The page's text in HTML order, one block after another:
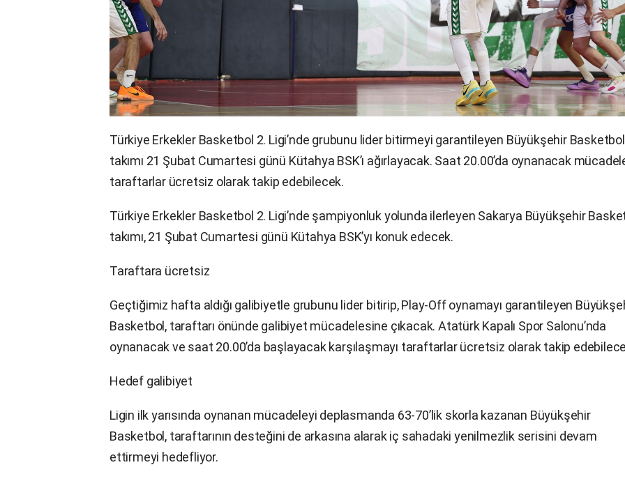
Türkiye Erkekler Basketbol 2. Ligi’nde grubunu lider bitirmeyi garantileyen Büyükşehir Basketbol
takımı 21 Şubat Cumartesi günü Kütahya BSK’ı ağırlayacak. Saat 20.00’da oynanacak
taraftarlarücretsiz olarak takip edebilecek.
Türkiye Erkekler Basketbol 2. Ligi’nde şampiyonluk yolunda ilerleyen Sakarya Büyükşehir
takımı, 21 Şubat Cumartesi günü Kütahya BSK’yı konuk edecek.
Taraftara ücretsiz
Geçtiğimiz hafta aldığı galibiyetle grubunu lider bitirip, Play-Off oynamayı garantileyen
Basketbol, taraftarı önünde galibiyet mücadelesine çıkacak.AtatürkKapalı Spor Salonu’nda
oynanacak ve saat 20.00’da başlayacak karşılaşmayı taraftarlarücretsiz olarak takip
Hedef galibiyet
Ligin ilk yarısında oynanan mücadeleyi deplasmanda 63-70’lik skorla kazanan Büyükşehir
Basketbol, taraftarının desteğini de arkasına alarak iç sahadaki yenilmezlik serisini devam
ettirmeyi hedefliyor.